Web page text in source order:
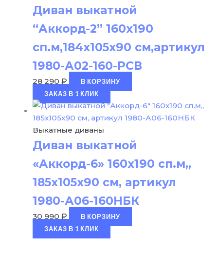
Диван выкатной
“Аккорд-2” 160х190
сп.м,184х105х90 см,артикул
1980-А02-160-РСВ
28 290 ₽
В КОРЗИНУ
ЗАКАЗ В 1 КЛИК
Выкатные диваны
Диван выкатной
«Аккорд-6» 160х190 сп.м,,
185х105х90 см, артикул
1980-А06-160НБК
30 990 ₽
В КОРЗИНУ
ЗАКАЗ В 1 КЛИК